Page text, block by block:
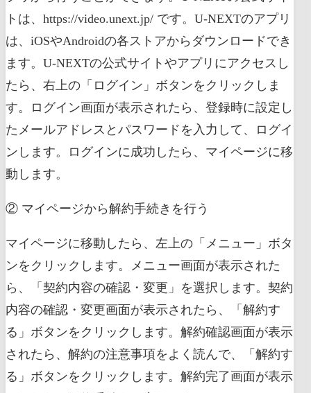
トは、https://video.unext.jp/ です。U-NEXTのアプリ
は、iOSやAndroidの各ストアからダウンロードでき
ます。U-NEXTの公式サイトやアプリにアクセスし
たら、右上の「ログイン」ボタンをクリックしま
す。ログイン画面が表示されたら、登録時に設定し
たメールアドレスとパスワードを入力して、ログイ
ンします。ログインに成功したら、マイページに移
動します。
② マイページから解約手続きを行う
マイページに移動したら、左上の「メニュー」ボタ
ンをクリックします。メニュー画面が表示された
ら、「契約内容の確認・変更」を選択します。契約
内容の確認・変更画面が表示されたら、「解約す
る」ボタンをクリックします。解約確認画面が表示
されたら、解約の注意事項をよく読んで、「解約す
る」ボタンをクリックします。解約完了画面が表示